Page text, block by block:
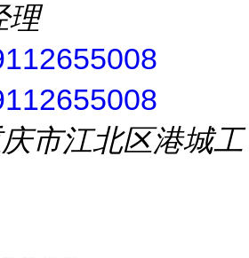
理
市江北区港城工